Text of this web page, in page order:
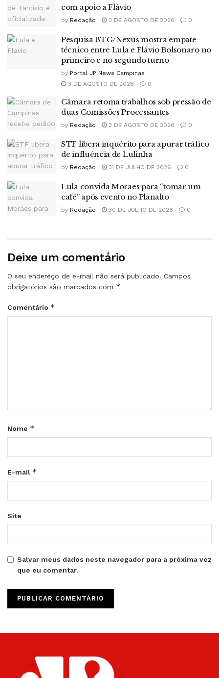
com apoio a Flávio
by Redação 3 DE AGOSTO DE 2026 0
Pesquisa BTG/Nexus mostra empate
técnico entre Lula e Flávio Bolsonaro no
primeiro e no segundo turno
by Portal JP News Campinas
3 DE AGOSTO DE 2026
0
Câmara retoma trabalhos sob pressão de
duas Comissões Processantes
by Redação 3 DE AGOSTO DE 2026 0
STF libera inquérito para apurar tráfico
de influência de Lulinha
by Redação 31 DE JULHO DE 2026 0
Lula convida Moraes para “tomar um
café” após evento no Planalto
by Redação 30 DE JULHO DE 2026 0
Deixe um comentário
O seu endereço de e-mail não será publicado. Campos
obrigatórios são marcados com *
Comentário *
Nome *
E-mail *
Site
Salvar meus dados neste navegador para a próxima vez
que eu comentar.